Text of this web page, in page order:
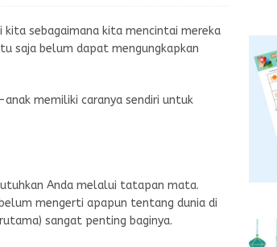
sebagaimana kita mencintai mereka
saja belum dapat mengungkapkan
memiliki caranya sendiri untuk
Anda melalui tatapan mata.
mengerti apapun tentang dunia di
sangat penting baginya.